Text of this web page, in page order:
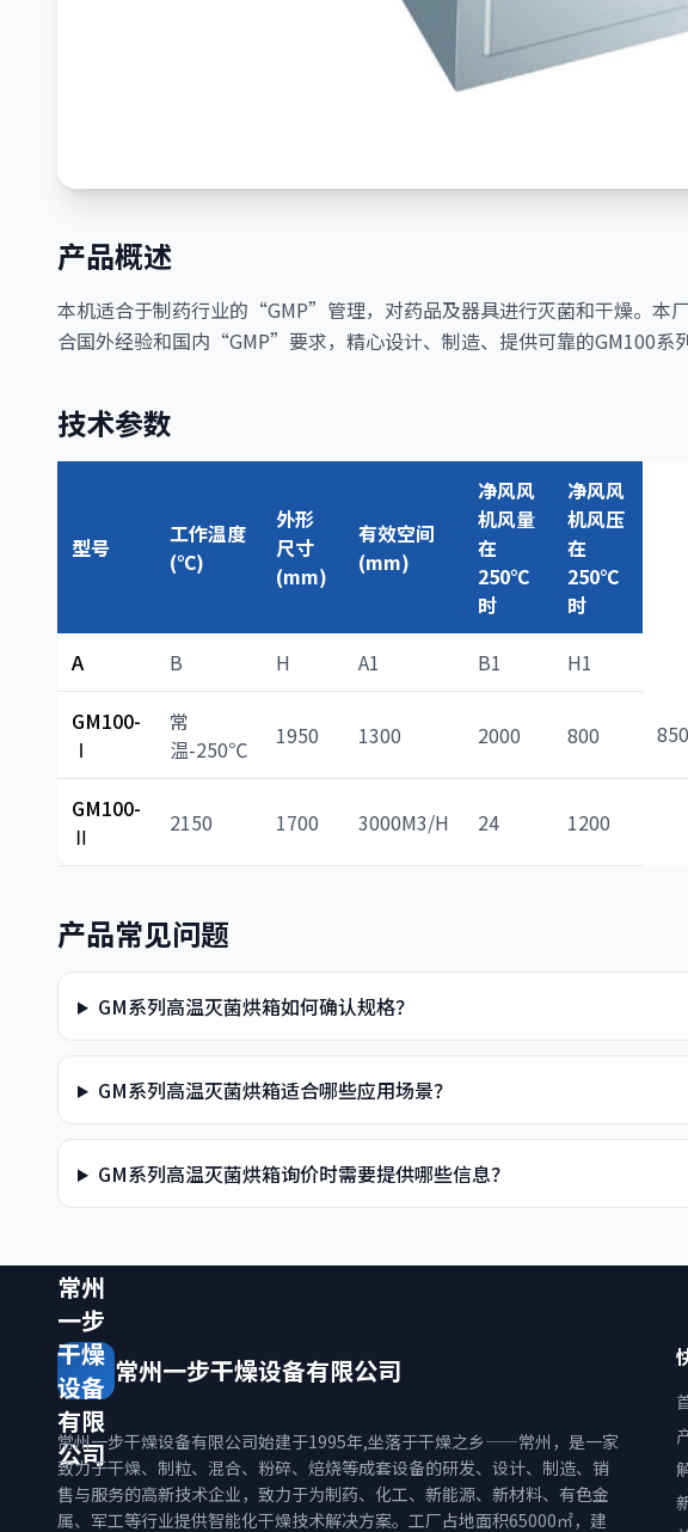
产品概述
本机适合于制药行业的“GMP”管理，对药品及器具进行灭菌和干燥。本
合国外经验和国内“GMP”要求，精心设计、制造、提供可靠的GM100系
技术参数
型号
工作温度
(℃)
外形
尺寸
(mm)
有效空间
(mm)
净风风
机风量
在
250℃
时
净风风
机风压
在
250℃
时
A
B H A1 B1 H1
GM100-
Ⅰ
常
温-250℃
1950 1300 2000 800 850
GM100-
Ⅱ
2150 1700 3000M3/H 24 1200
产品常见问题
GM系列高温灭菌烘箱如何确认规格？
GM系列高温灭菌烘箱适合哪些应用场景？
GM系列高温灭菌烘箱询价时需要提供哪些信息？
常州
一步
干燥
设备
有限
公司
常州一步干燥设备有限公司
常州一步干燥设备有限公司始建于1995年,坐落于干燥之乡——常州，是一家
致力于干燥、制粒、混合、粉碎、焙烧等成套设备的研发、设计、制造、销
售与服务的高新技术企业，致力于为制药、化工、新能源、新材料、有色金
属、军工等行业提供智能化干燥技术解决方案。工厂占地面积65000㎡，建